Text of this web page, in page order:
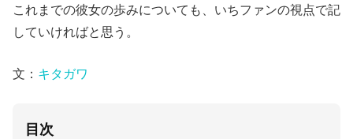
これまでの彼女の歩みについても、いちファンの視点で記
していければと思う。
文： キタガワ
目次